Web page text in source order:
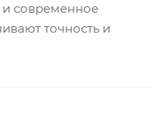
современное
точность и